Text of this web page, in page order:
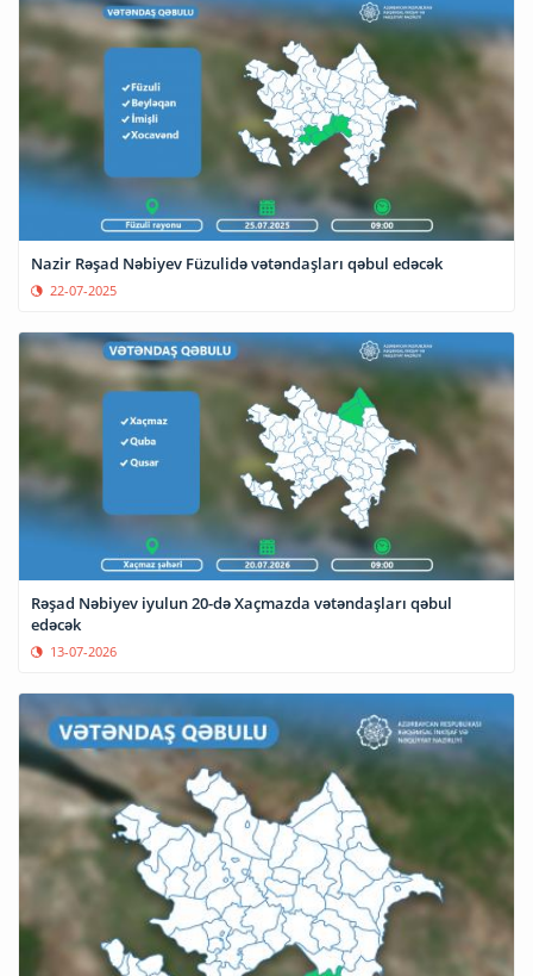
Nazir Rəşad Nəbiyev Füzulidə vətəndaşları qəbul edəcək
22-07-2025
Rəşad Nəbiyev iyulun 20-də Xaçmazda vətəndaşları qəbul
edəcək
13-07-2026